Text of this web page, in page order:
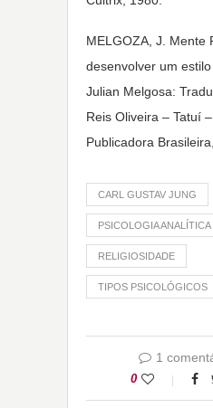
MELGOZA, J. Mente
desenvolver um
Julian Melgosa:
Reis Oliveira – Tatuí
Publicadora
CARL GUSTAV JUNG
PSICOLOGIA ANALÍTICA
RELIGIOSIDADE
TIPOS PSICOLÓGICOS
1
0